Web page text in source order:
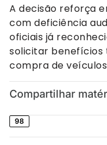
A decisão reforça
com deficiência
oficiais já
solicitar benefícios
compra de
Compartilhar
98